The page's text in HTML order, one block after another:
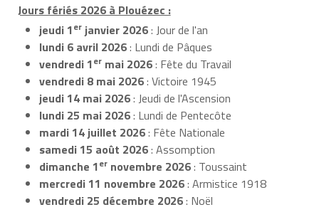
Jours fériés 2026 à Plouézec :
jeudi 1er janvier 2026: Jour de l'an
lundi 6 avril 2026: Lundi de Pâques
vendredi 1er mai 2026: Fête du Travail
vendredi 8 mai 2026: Victoire 1945
jeudi 14 mai 2026: Jeudi de l'Ascension
lundi 25 mai 2026: Lundi de Pentecôte
mardi 14 juillet 2026: Fête Nationale
samedi 15 août 2026: Assomption
dimanche 1er novembre 2026: Toussaint
mercredi 11 novembre 2026: Armistice 1918
vendredi 25 décembre 2026: Noël